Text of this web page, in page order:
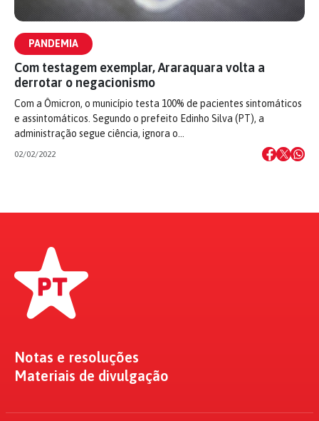
PANDEMIA
Com testagem exemplar, Araraquara volta a
derrotar o negacionismo
Com a Ômicron, o município testa 100% de pacientes sintomáticos
e assintomáticos. Segundo o prefeito Edinho Silva (PT), a
administração segue ciência, ignora o…
02/02/2022
Notas e resoluções
Materiais de divulgação